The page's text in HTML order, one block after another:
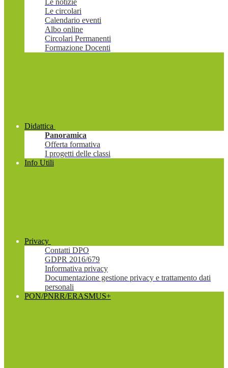
Le notizie
Le circolari
Calendario eventi
Albo online
Circolari Permanenti
Formazione Docenti
Didattica
Panoramica
Offerta formativa
I progetti delle classi
Info Utili
Privacy
Contatti DPO
GDPR 2016/679
Informativa privacy
Documentazione gestione privacy e trattamento dati
personali
PON/PNRR/ERASMUS+